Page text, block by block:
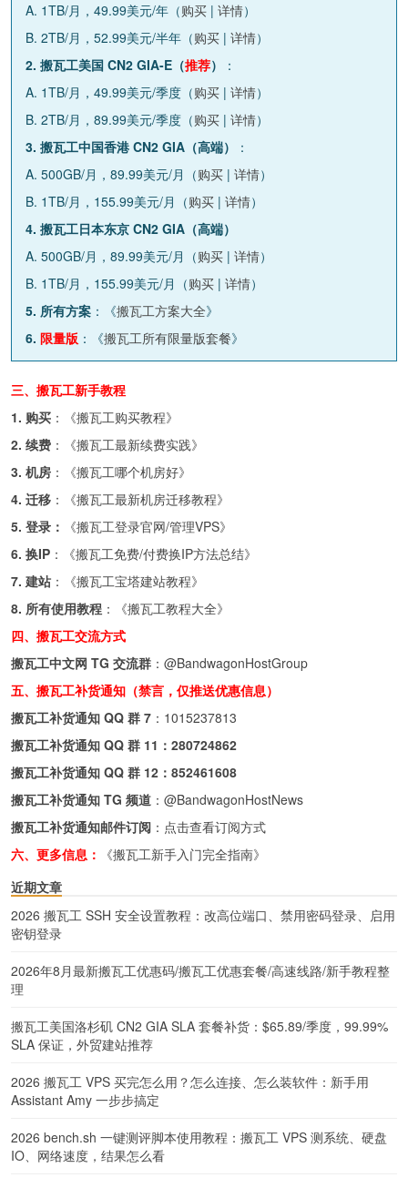
A. 1TB/月，49.99美元/年（购买 | 详情）
B. 2TB/月，52.99美元/半年（购买 | 详情）
2. 搬瓦工美国 CN2 GIA-E（推荐）
：
A. 1TB/月，49.99美元/季度（购买 | 详情）
B. 2TB/月，89.99美元/季度（购买 | 详情）
3. 搬瓦工中国香港 CN2 GIA（高端）
：
A. 500GB/月，89.99美元/月（购买 | 详情）
B. 1TB/月，155.99美元/月（购买 | 详情）
4. 搬瓦工日本东京 CN2 GIA（高端）
A. 500GB/月，89.99美元/月（购买 | 详情）
B. 1TB/月，155.99美元/月（购买 | 详情）
5. 所有方案 ：《搬瓦工方案大全》
6. 限量版 ：《搬瓦工所有限量版套餐》
三、搬瓦工新手教程
1. 购买 ：《搬瓦工购买教程》
2. 续费 ：《搬瓦工最新续费实践》
3. 机房 ：《搬瓦工哪个机房好》
4. 迁移 ：《搬瓦工最新机房迁移教程》
5. 登录：
《搬瓦工登录官网/管理VPS》
6. 换IP ：《搬瓦工免费/付费换IP方法总结》
7. 建站 ：《搬瓦工宝塔建站教程》
8. 所有使用教程 ：《搬瓦工教程大全》
四、搬瓦工交流方式
搬瓦工中文网 TG 交流群 ： @BandwagonHostGroup
五、搬瓦工补货通知（禁言，仅推送优惠信息）
搬瓦工补货通知 QQ 群 7 ： 1015237813
搬瓦工补货通知 QQ 群 11： 280724862
搬瓦工补货通知 QQ 群 12： 852461608
搬瓦工补货通知 TG 频道 ： @BandwagonHostNews
搬瓦工补货通知邮件订阅 ： 点击查看订阅方式
六、更多信息：
《搬瓦工新手入门完全指南》
近期文章
2026 搬瓦工 SSH 安全设置教程：改高位端口、禁用密码登录、启用
密钥登录
2026年8月最新搬瓦工优惠码/搬瓦工优惠套餐/高速线路/新手教程整
理
搬瓦工美国洛杉矶 CN2 GIA SLA 套餐补货：$65.89/季度，99.99%
SLA 保证，外贸建站推荐
2026 搬瓦工 VPS 买完怎么用？怎么连接、怎么装软件：新手用
Assistant Amy 一步步搞定
2026 bench.sh 一键测评脚本使用教程：搬瓦工 VPS 测系统、硬盘
IO、网络速度，结果怎么看